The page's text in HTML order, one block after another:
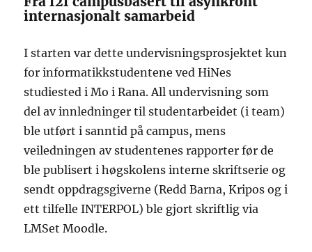
internasjonalt samarbeid
I starten var dette undervisningsprosjektet kun
for informatikkstudentene ved HiNes
studiested i Mo i Rana. All undervisning som
del av innledninger til studentarbeidet (i team)
ble utført i sanntid på campus, mens
veiledningen av studentenes rapporter før de
ble publisert i høgskolens interne skriftserie og
sendt oppdragsgiverne (Redd Barna, Kripos og i
ett tilfelle INTERPOL) ble gjort skriftlig via
LMSet Moodle.